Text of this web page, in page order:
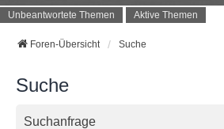
Unbeantwortete Themen Aktive Themen
Foren-Übersicht Suche
Suche
Suchanfrage